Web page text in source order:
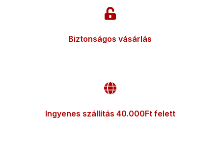
Biztonságos vásárlás
Ingyenes szállítás 40.000Ft felett